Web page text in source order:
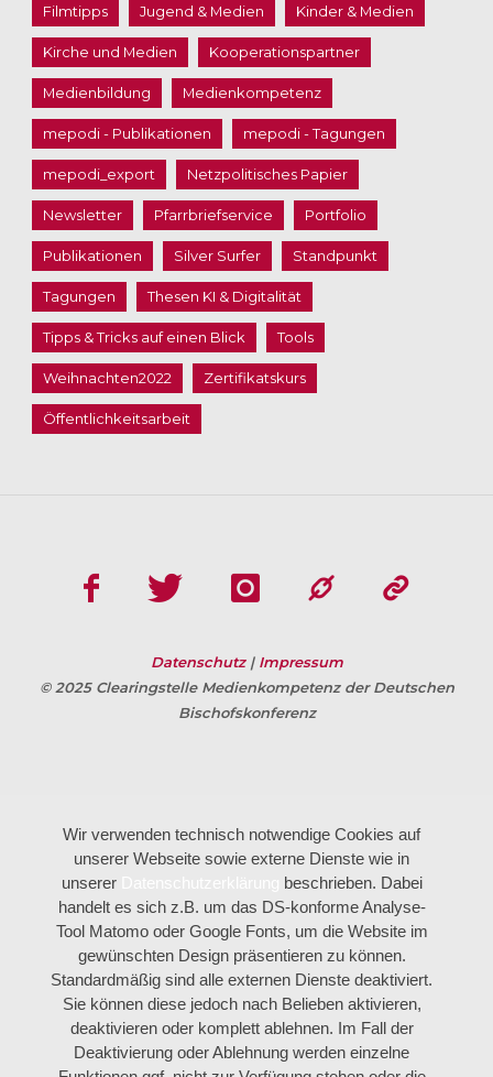
Filmtipps Jugend & Medien Kinder & Medien
Kirche und Medien Kooperationspartner
Medienbildung Medienkompetenz
mepodi - Publikationen mepodi - Tagungen
mepodi_export Netzpolitisches Papier
Newsletter Pfarrbriefservice Portfolio
Publikationen Silver Surfer Standpunkt
Tagungen Thesen KI & Digitalität
Tipps & Tricks auf einen Blick Tools
Weihnachten2022 Zertifikatskurs
Öffentlichkeitsarbeit
Datenschutz | Impressum
© 2025 Clearingstelle Medienkompetenz der Deutschen
Bischofskonferenz
Wir verwenden technisch notwendige Cookies auf
unserer Webseite sowie externe Dienste wie in
unserer
beschrieben. Dabei
handelt es sich z.B. um das DS-konforme Analyse-
Tool Matomo oder Google Fonts, um die Website im
gewünschten Design präsentieren zu können.
Standardmäßig sind alle externen Dienste deaktiviert.
Sie können diese jedoch nach Belieben aktivieren,
deaktivieren oder komplett ablehnen. Im Fall der
Deaktivierung oder Ablehnung werden einzelne